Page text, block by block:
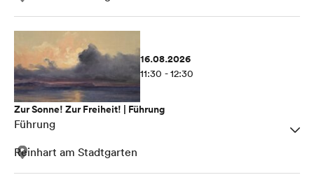
16.08.2026
11:30 - 12:30
Zur Sonne! Zur Freiheit! | Führung
Führung
Reinhart am Stadtgarten